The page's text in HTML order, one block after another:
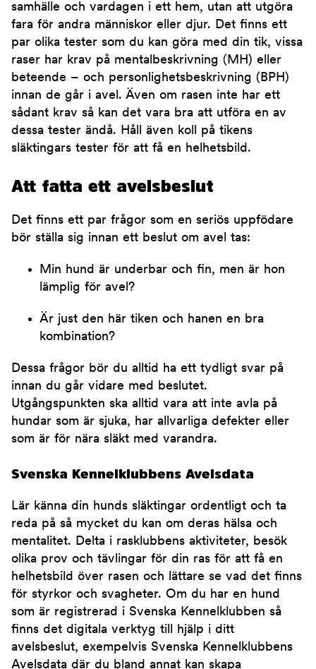
samhälle och vardagen i ett hem, utan att utgöra
fara för andra människor eller djur. Det finns ett
par olika tester som du kan göra med din tik, vissa
raser har krav på mentalbeskrivning (MH) eller
beteende – och personlighetsbeskrivning (BPH)
innan de går i avel. Även om rasen inte har ett
sådant krav så kan det vara bra att utföra en av
dessa tester ändå. Håll även koll på tikens
släktingars tester för att få en helhetsbild.
Att fatta ett avelsbeslut
Det finns ett par frågor som en seriös uppfödare
bör ställa sig innan ett beslut om avel tas:
Min hund är underbar och fin, men är hon
lämplig för avel?
Är just den här tiken och hanen en bra
kombination?
Dessa frågor bör du alltid ha ett tydligt svar på
innan du går vidare med beslutet.
Utgångspunkten ska alltid vara att inte avla på
hundar som är sjuka, har allvarliga defekter eller
som är för nära släkt med varandra.
Svenska Kennelklubbens Avelsdata
Lär känna din hunds släktingar ordentligt och ta
reda på så mycket du kan om deras hälsa och
mentalitet. Delta i rasklubbens aktiviteter, besök
olika prov och tävlingar för din ras för att få en
helhetsbild över rasen och lättare se vad det finns
för styrkor och svagheter. Om du har en hund
som är registrerad i Svenska Kennelklubben så
finns det digitala verktyg till hjälp i ditt
avelsbeslut, exempelvis Svenska Kennelklubbens
Avelsdata där du bland annat kan skapa